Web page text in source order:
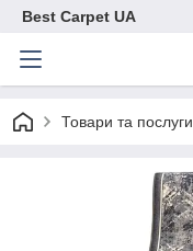
Best Carpet UA
Товари та послуги